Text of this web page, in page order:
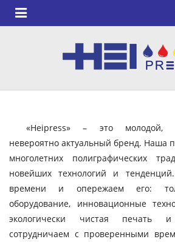
«Heipress» – это молодой,
невероятно актуальный бренд. Наша
многолетних полиграфических
новейших технологий и
времени и опережаем его:
оборудование, инновационные
экологически чистая
сотрудничаем с проверенными